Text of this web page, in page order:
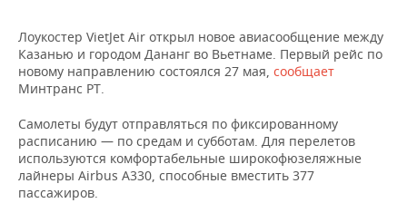
ОТКРЫТАЯ ЛЕКЦИЯ
БАСКЕТБОЛ
ВОЛЕЙБОЛ
КИБЕРСПОРТ
ФИГУРНОЕ КАТАНИЕ
ИНФРАСТРУКТУРА
ИСТОРИЯ
КУЛЬТУРА
МЕДИЦИНА
СПРАВОЧНИК
СПИСОК ПЕРСОН
СПИСОК КОМПАНИЙ
Лоукостер VietJet Air открыл новое авиасообщение между
Казанью и городом Дананг во Вьетнаме. Первый рейс по
новому направлению состоялся 27 мая, сообщает
Минтранс РТ.
Самолеты будут отправляться по фиксированному
расписанию — по средам и субботам. Для перелетов
используются комфортабельные широкофюзеляжные
лайнеры Airbus A330, способные вместить 377
пассажиров.